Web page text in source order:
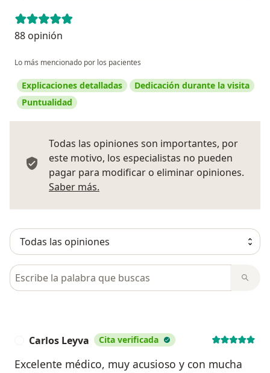
88 opinión
Lo más mencionado por los pacientes
Explicaciones detalladas
Dedicación durante la visita
Puntualidad
Todas las opiniones son importantes, por
este motivo, los especialistas no pueden
pagar para modificar o eliminar opiniones.
Saber más.
Busca en opiniones
Carlos Leyva Cita verificada
Excelente médico, muy acusioso y con mucha